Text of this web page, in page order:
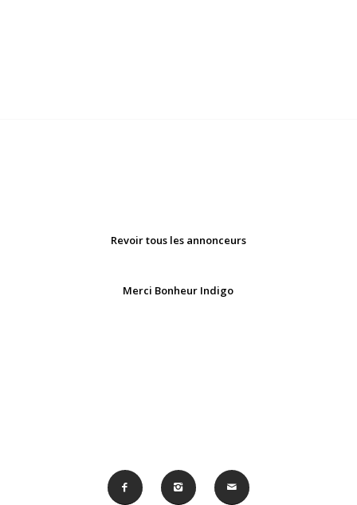
Revoir tous les annonceurs
Merci Bonheur Indigo